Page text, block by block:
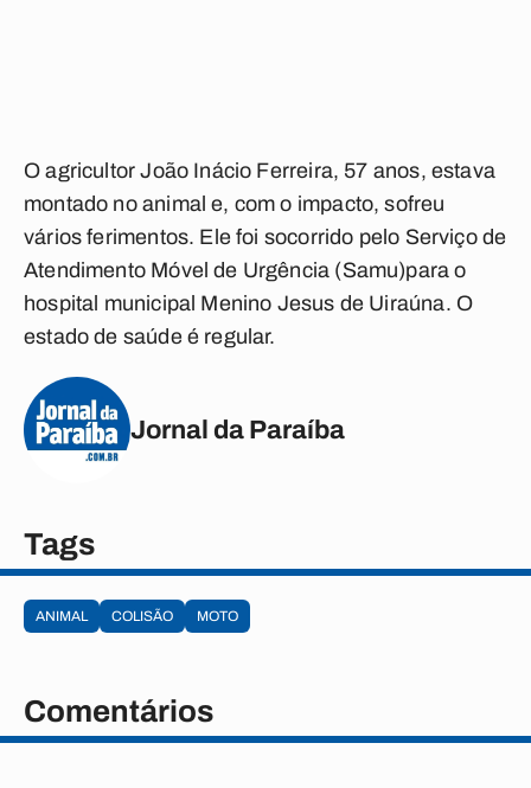
O agricultor João Inácio Ferreira, 57 anos, estava
montado no animal e, com o impacto, sofreu
vários ferimentos. Ele foi socorrido pelo Serviço de
Atendimento Móvel de Urgência (Samu)para o
hospital municipal Menino Jesus de Uiraúna. O
estado de saúde é regular.
Jornal da Paraíba
Tags
ANIMAL COLISÃO MOTO
Comentários